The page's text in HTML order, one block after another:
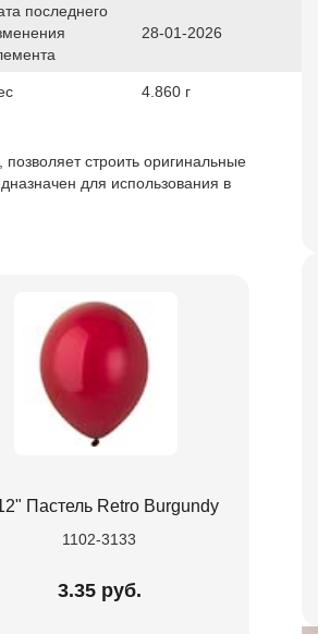
последнего
28-01-2026
4.860 г
строить оригинальные
для использования в
Пастель Retro Burgundy
1102-3133
3.35 руб.